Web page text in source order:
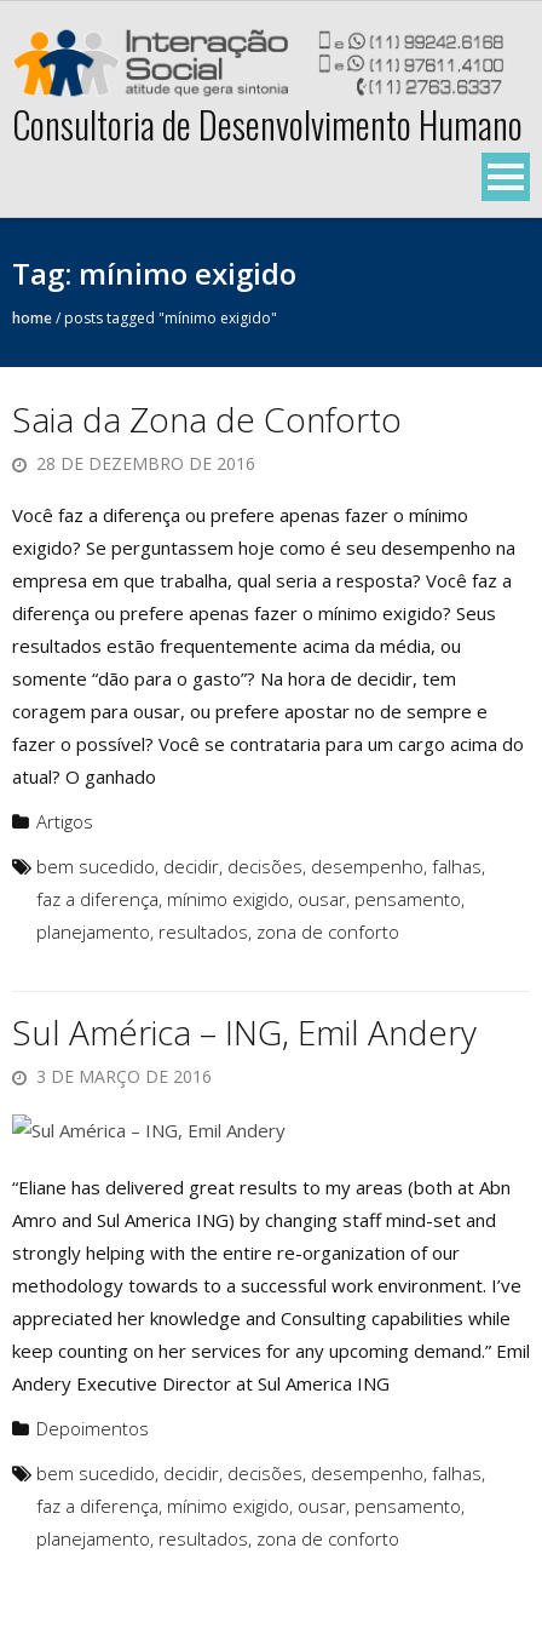
content
Consultoria de Desenvolvimento Humano
Tag: mínimo exigido
home/posts tagged "mínimo exigido"
Saia da Zona de Conforto
28 DE DEZEMBRO DE 2016
Você faz a diferença ou prefere apenas fazer o mínimo
exigido? Se perguntassem hoje como é seu desempenho na
empresa em que trabalha, qual seria a resposta? Você faz a
diferença ou prefere apenas fazer o mínimo exigido? Seus
resultados estão frequentemente acima da média, ou
somente “dão para o gasto”? Na hora de decidir, tem
coragem para ousar, ou prefere apostar no de sempre e
fazer o possível? Você se contrataria para um cargo acima do
atual? O ganhado
Artigos
bem sucedido, decidir, decisões, desempenho, falhas,
faz a diferença, mínimo exigido, ousar, pensamento,
planejamento, resultados, zona de conforto
Sul América – ING, Emil Andery
3 DE MARÇO DE 2016
“Eliane has delivered great results to my areas (both at Abn
Amro and Sul America ING) by changing staff mind-set and
strongly helping with the entire re-organization of our
methodology towards to a successful work environment. I’ve
appreciated her knowledge and Consulting capabilities while
keep counting on her services for any upcoming demand.” Emil
Andery Executive Director at Sul America ING
Depoimentos
bem sucedido, decidir, decisões, desempenho, falhas,
faz a diferença, mínimo exigido, ousar, pensamento,
planejamento, resultados, zona de conforto